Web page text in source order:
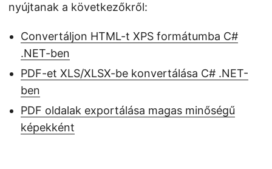
nyújtanak a következőkről:
Convertáljon HTML-t XPS formátumba C#
.NET-ben
PDF-et XLS/XLSX-be konvertálása C# .NET-
ben
PDF oldalak exportálása magas minőségű
képekként